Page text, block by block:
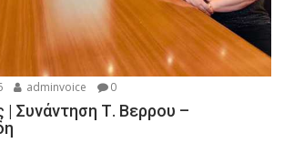
adminvoice 0
| Συνάντηση Τ. Βερρου –